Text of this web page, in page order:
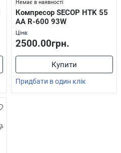
Немає в наявності
Компресор SECOP HTK 55
AА R-600 93W
Ціна:
2500.00грн.
Купити
Придбати в один клік